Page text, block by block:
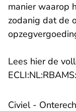
manier waarop
zodanig dat de
Lees hier de
Civiel -